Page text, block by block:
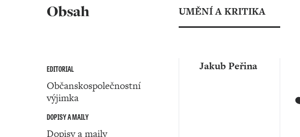
Obsah
EDITORIAL
Občanskospolečnostní
výjimka
DOPISY A MAILY
Dopisy a maily
UMĚNÍ A KRITIKA
Jakub Peřina